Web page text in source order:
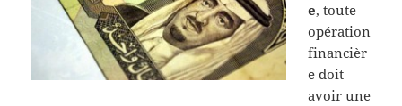
e, toute
opération
financièr
e doit
avoir une